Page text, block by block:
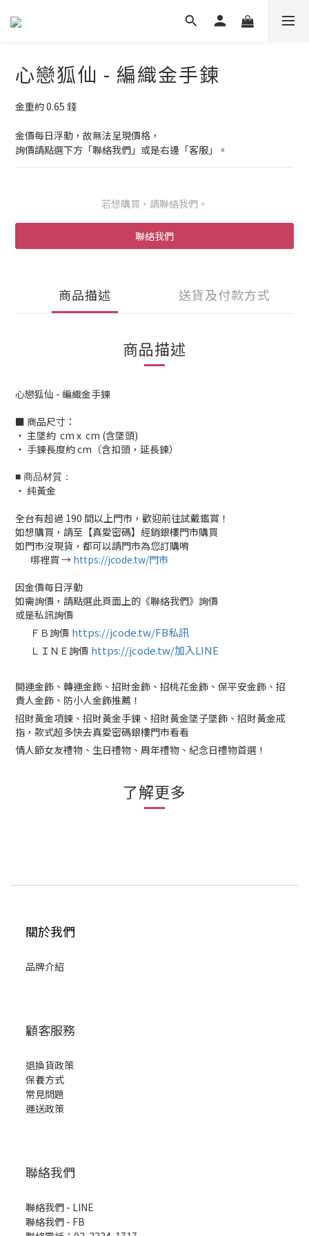
心戀狐仙 - 編織金手鍊
金重約 0.65 錢
金價每日浮動，故無法呈現價格，
詢價請點選下方「聯絡我們」或是右邊「客服」。
若想購買，請聯絡我們。
聯絡我們
商品描述 送貨及付款方式
商品描述
心戀狐仙 - 編織金手鍊
■ 商品尺寸：
‧ 主墜約 cm x cm (含墜頭)
‧ 手鍊長度約 cm（含扣頭，延長鍊）
■ 商品材質：
‧ 純黃金
全台有超過 190 間以上門市，歡迎前往試戴鑑賞！
如想購買，請至【真愛密碼】經銷銀樓門市購買
如門市沒現貨，都可以請門市為您訂購唷
哪裡買 → https://jcode.tw/門市
因金價每日浮動
如需詢價，請點選此頁面上的《聯絡我們》詢價
或是私訊詢價
ＦＢ詢價 https://jcode.tw/FB私訊
ＬＩＮＥ詢價 https://jcode.tw/加入LINE
開運金飾、轉運金飾、招財金飾、招桃花金飾、保平安金飾、招
貴人金飾、防小人金飾推薦！
招財黃金項鍊、招財黃金手鍊、招財黃金墜子墜飾、招財黃金戒
指，款式超多快去真愛密碼銀樓門市看看
情人節女友禮物、生日禮物、周年禮物、紀念日禮物首選！
了解更多
關於我們
品牌介紹
顧客服務
退換貨政策
保養方式
常見問題
運送政策
聯絡我們
聯絡我們 - LINE
聯絡我們 - FB